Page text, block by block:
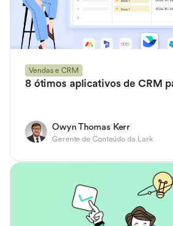
Vendas e CRM
8 ótimos aplicativos de CRM
Owyn Thomas Kerr
Gerente de Conteúdo da Lark